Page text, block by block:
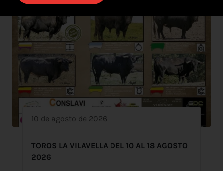
10 de agosto de 2026
TOROS LA VILAVELLA DEL 10 AL 18 AGOSTO
2026